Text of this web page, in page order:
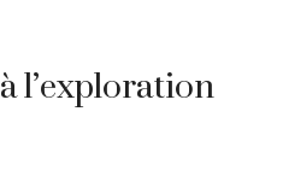
l’exploration